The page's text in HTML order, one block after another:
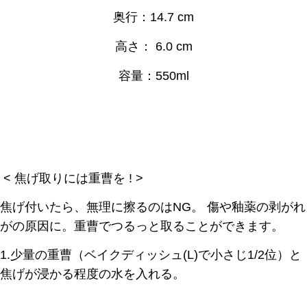
奥行：14.7 cm
高さ： 6.0 cm
容量：550ml
< 焦げ取りには重曹を ! >
焦げ付いたら、無理に擦るのはNG。 傷や釉薬の剥がれ
がの原因に。重曹でつるっと取ることができます。
1.少量の重曹（ベイクディッシュ(L)で小さじ1/2位）と
焦げが浸かる程度の水を入れる。